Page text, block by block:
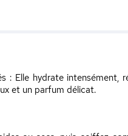
: Elle hydrate
et un parfum délicat.